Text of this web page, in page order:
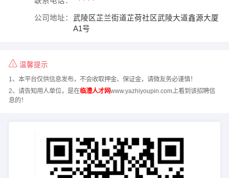
公司地址：
武陵区芷兰街道芷荷社区武陵大道鑫源大厦
A1号
温馨提示
1、本平台仅供信息发布，不会收取押金、保证金，请微友务必谨慎！
2、请告知用人单位，是在临澧人才网www.yazhiyoupin.com上看到该招聘信
息的！